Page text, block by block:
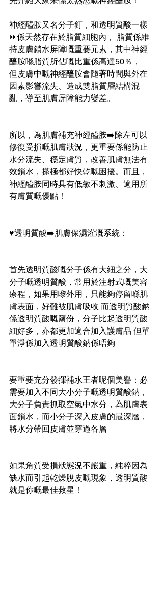
神經醯胺又名分子釘，和透明質酸一樣
⏩係天然存在於脂質細胞內， 脂質係維
持皮膚鎖水屏障嘅重要元素，其中神經
醯胺喺脂質所佔嘅比重係高達50％，
但皮膚中嘅神經醯胺會隨著時間與外在
因素影響流失、造成雙脂質層結構混
亂，導至肌膚屏障能力變差。
所以，為肌膚補充神經醯胺➡️除左可以
修復受損嘅肌膚狀況，更重要係能防止
水分流失、穩定膚質，改善肌膚無法有
效鎖水，搽極都好快乾嘅困擾。而且，
神經醯胺同時具有低敏不刺激、適用所
有膚質嘅優點！
♥️透明質酸➡️肌膚保濕灌溉系統：
首先透明質酸嘅分子係有大細之分，大
分子嘅透明質酸，常用於注射式嘅美容
療程，如果用嚟外用，只能夠停留喺肌
膚表面，好難被肌膚吸收 而透明質酸鈉
係透明質酸嘅鹽份，分子比起透明質酸
細好多，亦都更加適合加入護膚品 但單
單淨係加入透明質酸鈉係唔夠
要重要充分發揮補水王者呢個美譽：必
需要加入不同大小分子嘅透明質酸鈉，
大分子負責抓取空氣中水分，為肌膚表
面鎖水，而小分子深入皮膚的最深層，
將水分帶回皮膚並穿過各層
如果角質受損狀態況不嚴重，純粹因為
缺水而引起乾燥脫皮嘅現象，透明質酸
就是你嘅最佳救星！